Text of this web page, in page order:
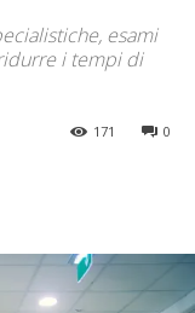
esami
i tempi di
0
171